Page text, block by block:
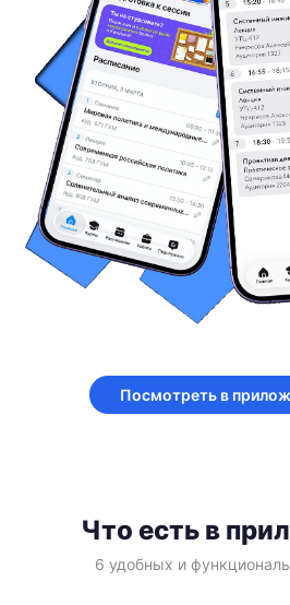
Посмотреть в
Что есть в
6 удобных и